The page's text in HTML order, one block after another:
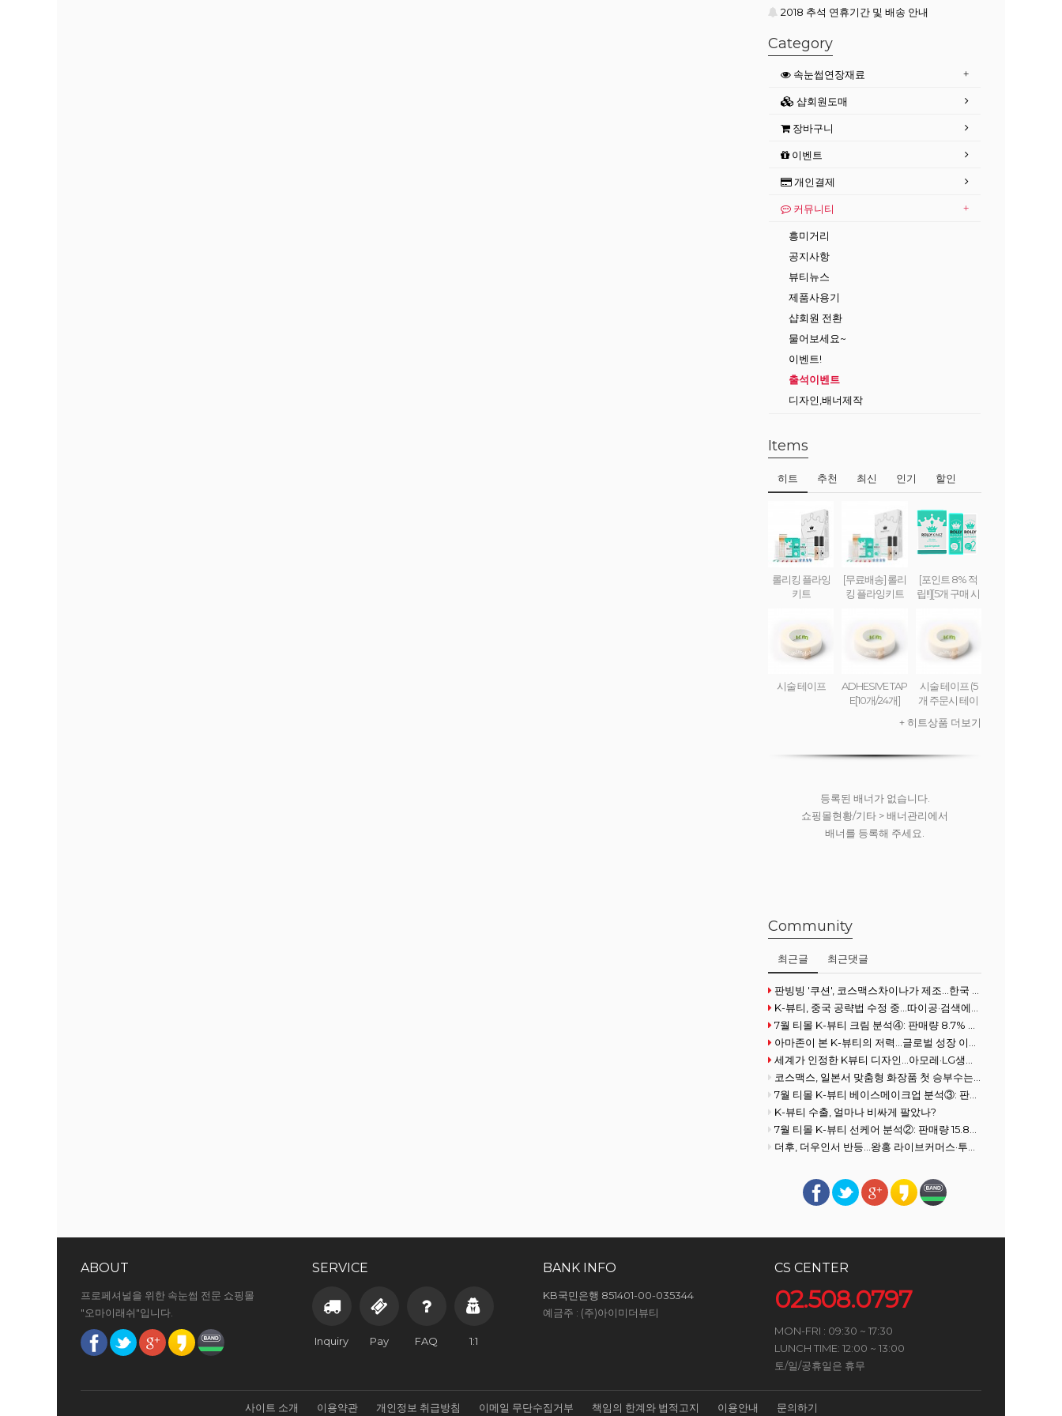
2018 추석 연휴기간 및 배송 안내
Category
속눈썹연장재료
샵회원도매
장바구니
이벤트
개인결제
커뮤니티
흥미거리
공지사항
뷰티뉴스
제품사용기
샵회원 전환
물어보세요~
이벤트!
출석이벤트
디자인,배너제작
Items
히트 추천 최신 인기 할인
롤리킹 플라잉
키트
[무료배송] 롤리
킹 플라잉키트
[포인트 8% 적
립!!][5개 구매 시
(set) ROLLY KI
NG FLYING CR
EAM
시술 테이프
ADHESIVE TAP
E[10개/24개]
시술 테이프 (5
개 주문시 테이
료)
+ 히트상품 더보기
등록된 배너가 없습니다.
쇼핑몰현황/기타 > 배너관리에서
배너를 등록해 주세요.
Community
최근글 최근댓글
판빙빙 '쿠션', 코스맥스차이나가 제조…한국 ODM 경쟁력 재조명
K-뷰티, 중국 공략법 수정 중...따이공·검색에서 콘텐츠로
7월 티몰 K-뷰티 크림 분석④: 판매량 8.7% 증가
아마존이 본 K-뷰티의 저력…글로벌 성장 이끄는 5가지 경쟁력
세계가 인정한 K뷰티 디자인…아모레·LG생건 레드닷 수상
코스맥스, 일본서 맞춤형 화장품 첫 승부수는 'AI 헤어케어'
7월 티몰 K-뷰티 베이스메이크업 분석③: 판매량 3.1% 증가
K-뷰티 수출, 얼마나 비싸게 팔았나?
7월 티몰 K-뷰티 선케어 분석②: 판매량 15.8% 감소
더후, 더우인서 반등…왕홍 라이브커머스·투트랙 전략 통했다
ABOUT
프로페셔널을 위한 속눈썹 전문 쇼핑몰
"오마이래쉬"입니다.
SERVICE
Inquiry Pay FAQ 1:1
BANK INFO
KB국민은행 851401-00-035344
예금주 : (주)아이미더뷰티
CS CENTER
02.508.0797
MON-FRI : 09:30 ~ 17:30
LUNCH TIME: 12:00 ~ 13:00
토/일/공휴일은 휴무
사이트 소개 이용약관 개인정보 취급방침 이메일 무단수집거부 책임의 한계와 법적고지 이용안내 문의하기